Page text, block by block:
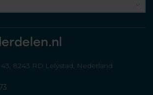
8243 RD Lelystad, Nederland